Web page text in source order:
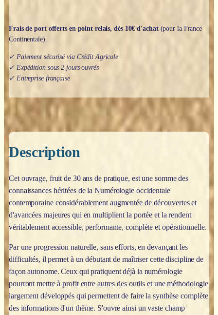
Frais de port offerts en point relais, dès 10€ d'achat(pour la France
Continentale).
✓ Paiement sécurisé via Crédit Agricole
✓ Expédition sous 2 jours ouvrés
✓ Entreprise française
Description
Cet ouvrage, fruit de 30 ans de pratique, est une somme des
connaissances héritées de la Numérologie occidentale
contemporaine considérablement augmentée de découvertes et
d'avancées majeures qui en multiplient la portée et la rendent
véritablement accessible, performante, complète et opérationnelle.
Par une progression naturelle, sans efforts, en devançant les
difficultés, il permet à un débutant de maîtriser cette discipline de
façon autonome. Ceux qui pratiquent déjà la numérologie
pourront mettre à profit entre autres des outils et une méthodologie
largement développés qui permettent de faire la synthèse complète
des informations d'un thème. S'ouvre ainsi un vaste champ